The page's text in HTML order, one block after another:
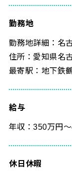
勤務地
勤務地詳細：名
住所：愛知県名
最寄駅：地下鉄
給与
年収：350万円
休日休暇